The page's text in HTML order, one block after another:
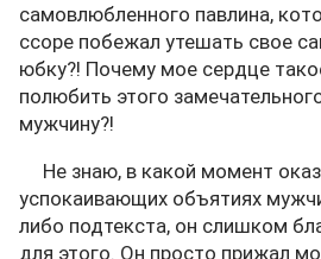
самовлюбленного павлина,
ссоре побежал утешать свое
юбку?! Почему мое сердце
полюбить этого
мужчину?!
Не знаю, в какой момент
успокаивающих объятиях
либо подтекста, он слишком
для этого. Он просто прижал